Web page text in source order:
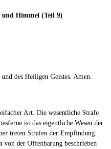
und Himmel (Teil 9)
des Heiligen Geistes. Amen.
Art. Die wesentliche Strafe
ist das eigentliche Wesen der
treten Strafen der Empfindung.
von der Offenbarung beschrieben